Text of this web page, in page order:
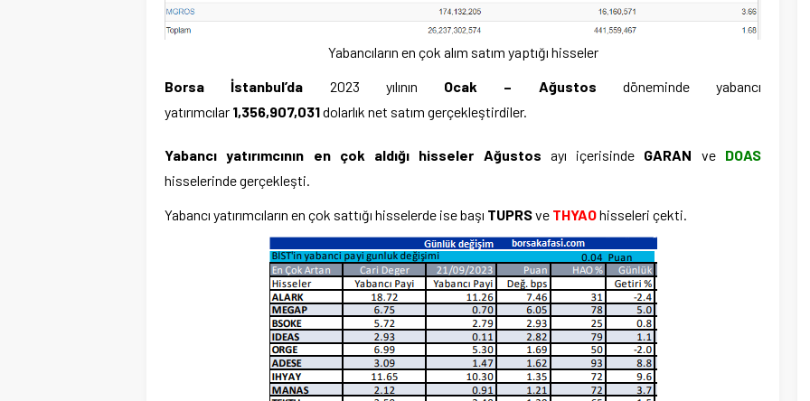
Yabancıların en çok alım satım yaptığı hisseler
Borsa İstanbul’da 2023 yılının Ocak – Ağustos döneminde yabancı
yatırımcılar 1,356,907,031dolarlık net satım gerçekleştirdiler.
Yabancı yatırımcının en çok aldığı hisseler Ağustos ayı içerisinde GARAN ve DOAS
hisselerinde gerçekleşti.
Yabancı yatırımcıların en çok sattığı hisselerde ise başı TUPRSve THYAOhisseleri çekti.